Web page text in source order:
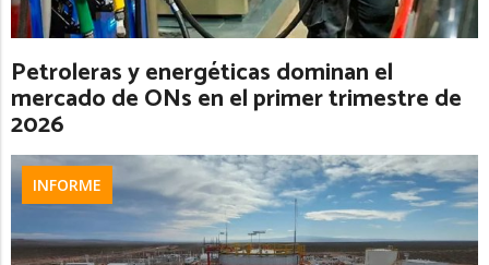
Petroleras y energéticas dominan el
mercado de ONs en el primer trimestre de
2026
INFORME